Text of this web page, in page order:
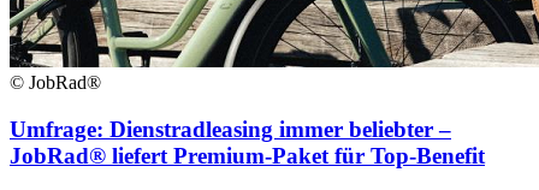
© JobRad®
Umfrage: Dienstradleasing immer beliebter –
JobRad® liefert Premium-Paket für Top-Benefit